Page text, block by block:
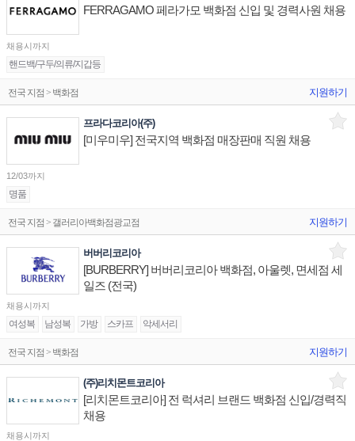
FERRAGAMO 페라가모 백화점 신입 및 경력사원 채용
채용시까지
핸드백/구두/의류/지갑등
전국 지점 > 백화점 지원하기
프라다코리아(주)
[미우미우] 전국지역 백화점 매장판매 직원 채용
12/03까지
명품
전국 지점 > 갤러리아백화점광교점 지원하기
버버리코리아
[BURBERRY] 버버리코리아 백화점, 아울렛, 면세점 세
일즈 (전국)
채용시까지
여성복 남성복 가방 스카프 악세서리
전국 지점 > 백화점 지원하기
(주)리치몬트코리아
[리치몬트코리아] 전 럭셔리 브랜드 백화점 신입/경력직
채용
채용시까지